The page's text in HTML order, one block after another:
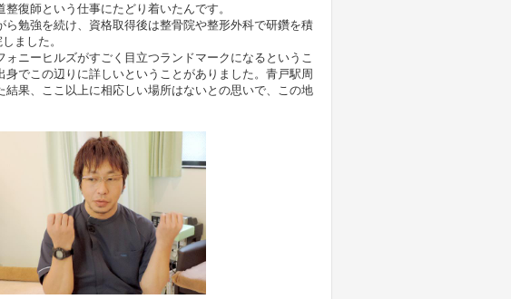
復師という仕事にたどり着いたんです。
勉強を続け、資格取得後は整骨院や整形外科で研鑽を積
ました。
ニーヒルズがすごく目立つランドマークになるというこ
でこの辺りに詳しいということがありました。青戸駅周
果、ここ以上に相応しい場所はないとの思いで、この地